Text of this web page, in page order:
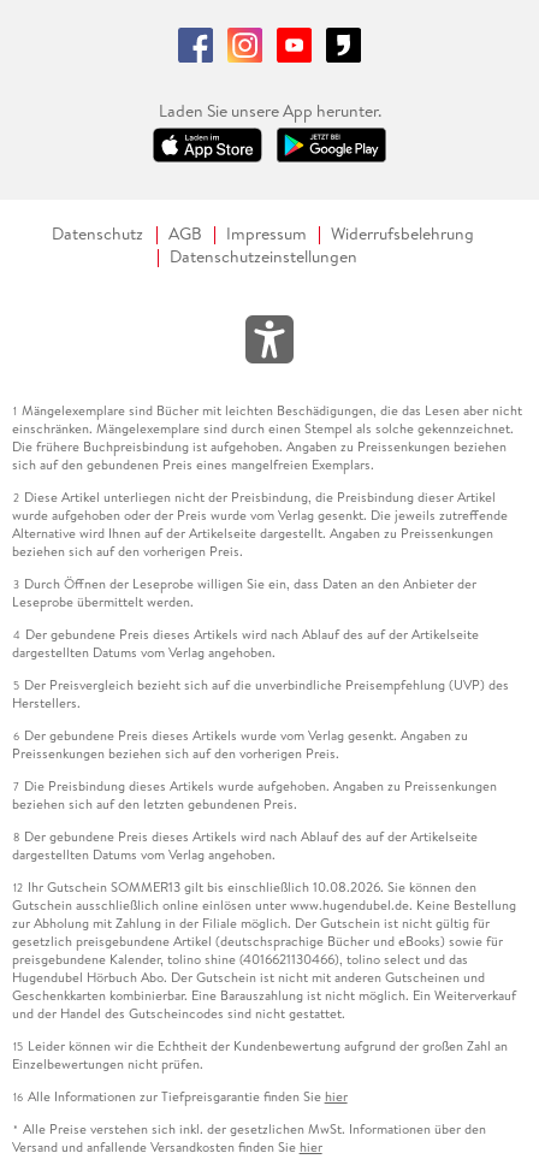
Laden Sie unsere App herunter.
Datenschutz AGB Impressum
Widerrufsbelehrung
Datenschutzeinstellungen
1 Mängelexemplare sind Bücher mit leichten Beschädigungen, die das Lesen aber nicht
einschränken. Mängelexemplare sind durch einen Stempel als solche gekennzeichnet.
Die frühere Buchpreisbindung ist aufgehoben. Angaben zu Preissenkungen beziehen
sich auf den gebundenen Preis eines mangelfreien Exemplars.
2 Diese Artikel unterliegen nicht der Preisbindung, die Preisbindung dieser Artikel
wurde aufgehoben oder der Preis wurde vom Verlag gesenkt. Die jeweils zutreffende
Alternative wird Ihnen auf der Artikelseite dargestellt. Angaben zu Preissenkungen
beziehen sich auf den vorherigen Preis.
3 Durch Öffnen der Leseprobe willigen Sie ein, dass Daten an den Anbieter der
Leseprobe übermittelt werden.
4 Der gebundene Preis dieses Artikels wird nach Ablauf des auf der Artikelseite
dargestellten Datums vom Verlag angehoben.
5 Der Preisvergleich bezieht sich auf die unverbindliche Preisempfehlung (UVP) des
Herstellers.
6 Der gebundene Preis dieses Artikels wurde vom Verlag gesenkt. Angaben zu
Preissenkungen beziehen sich auf den vorherigen Preis.
7 Die Preisbindung dieses Artikels wurde aufgehoben. Angaben zu Preissenkungen
beziehen sich auf den letzten gebundenen Preis.
8 Der gebundene Preis dieses Artikels wird nach Ablauf des auf der Artikelseite
dargestellten Datums vom Verlag angehoben.
12 Ihr Gutschein SOMMER13 gilt bis einschließlich 10.08.2026. Sie können den
Gutschein ausschließlich online einlösen unter www.hugendubel.de. Keine Bestellung
zur Abholung mit Zahlung in der Filiale möglich. Der Gutschein ist nicht gültig für
gesetzlich preisgebundene Artikel (deutschsprachige Bücher und eBooks) sowie für
preisgebundene Kalender, tolino shine (4016621130466), tolino select und das
Hugendubel Hörbuch Abo. Der Gutschein ist nicht mit anderen Gutscheinen und
Geschenkkarten kombinierbar. Eine Barauszahlung ist nicht möglich. Ein Weiterverkauf
und der Handel des Gutscheincodes sind nicht gestattet.
15 Leider können wir die Echtheit der Kundenbewertung aufgrund der großen Zahl an
Einzelbewertungen nicht prüfen.
16 Alle Informationen zur Tiefpreisgarantie finden Sie hier
* Alle Preise verstehen sich inkl. der gesetzlichen MwSt. Informationen über den
Versand und anfallende Versandkosten finden Sie hier